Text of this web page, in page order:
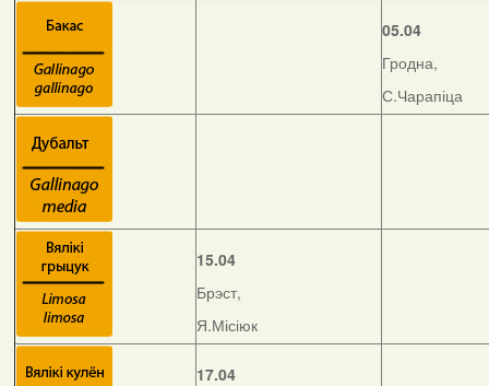
05.04
Гродна,
С.Чарапіца
15.04
Брэст,
Я.Місіюк
17.04